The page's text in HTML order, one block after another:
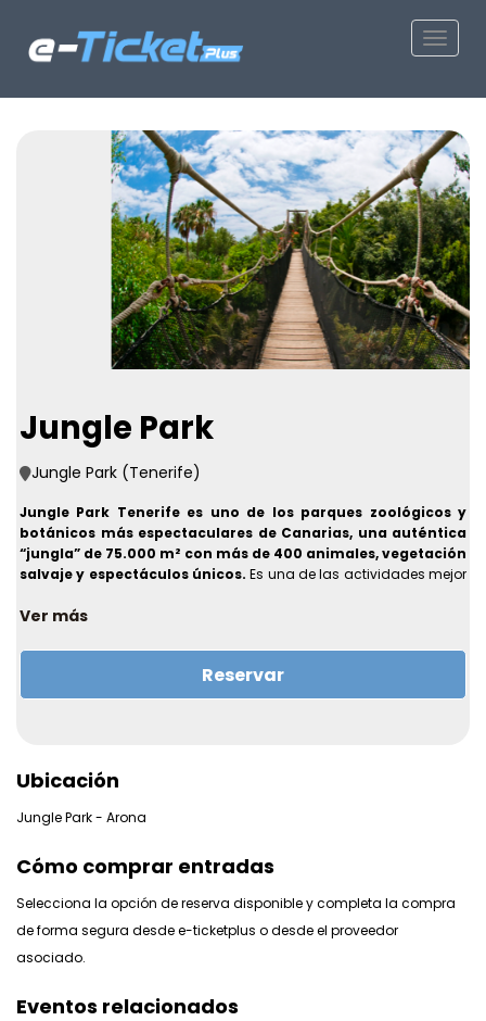
Jungle Park
Jungle Park (Tenerife)
Jungle Park Tenerife es uno de los parques zoológicos y
botánicos más espectaculares de Canarias, una auténtica
“jungla” de 75.000 m² con más de 400 animales, vegetación
salvaje y espectáculos únicos. Es una de las actividades mejor
especialmente cerca de Arona y Chayofa.
Ver más
Reservar
Ubicación
Jungle Park - Arona
Cómo comprar entradas
Selecciona la opción de reserva disponible y completa la compra
de forma segura desde e-ticketplus o desde el proveedor
asociado.
Eventos relacionados